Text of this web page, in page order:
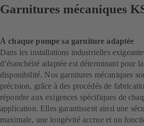
Garnitures mécaniques
À chaque pompe sa garniture adaptée
Dans les installations industrielles
d’étanchéité adaptée est déterminant pour
disponibilité. Nos garnitures mécaniques
précision, grâce à des procédés de
répondre aux exigences spécifiques de
application. Elles garantissent ainsi une
maximale, une longévité accrue et un